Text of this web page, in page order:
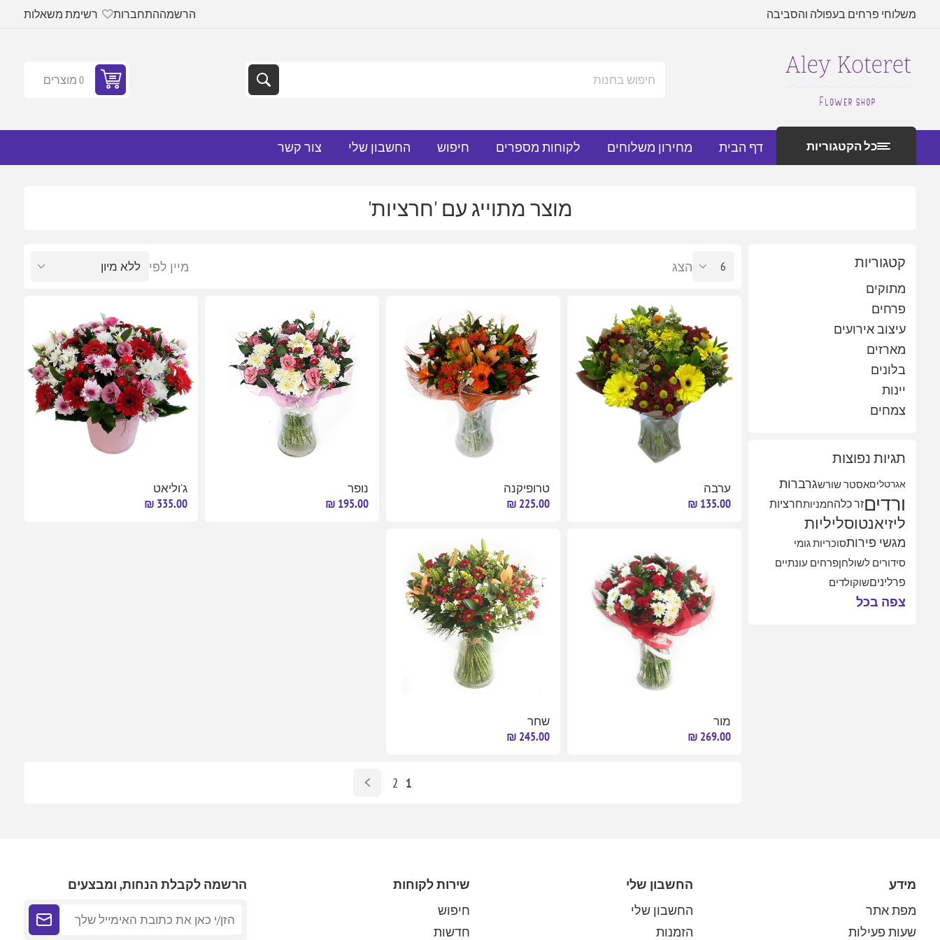
משלוחי פרחים בעפולה והסביבה הרשמההתחברות רשימת משאלות
0 מוצרים
כל הקטגוריות דף הבית מחירון משלוחים לקוחות מספרים חיפוש החשבון שלי צור קשר
קטגוריות
מתוקים
פרחים
עיצוב אירועים
מארזים
בלונים
יינות
צמחים
תגיות נפוצות
אגרטליםאסטר שורשגרברות
ורדיםזר כלהחמניותחרציות
ליזיאנטוסליליות
מגשי פירותסוכריות גומי
סידורים לשולחןפרחים עונתיים
פרליניםשוקולדים
צפה בכל
מוצר מתוייג עם 'חרציות'
מיין לפי הצג
ערבה
135.00 ₪
טרופיקנה
225.00 ₪
נופר
195.00 ₪
ג'וליאט
335.00 ₪
מור
269.00 ₪
שחר
245.00 ₪
1
2
מידע
מפת אתר
שעות פעילות
החשבון שלי
החשבון שלי
הזמנות
שירות לקוחות
חיפוש
חדשות
הרשמה לקבלת הנחות, ומבצעים